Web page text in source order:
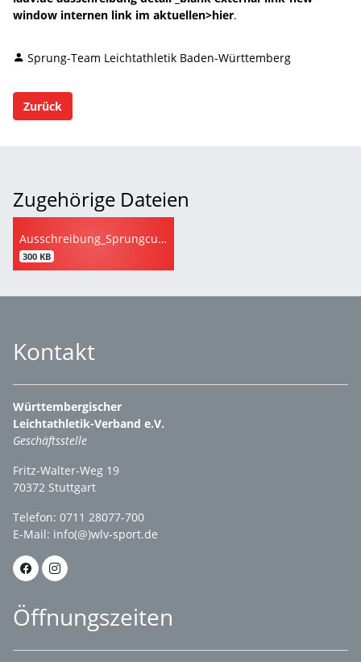
window internen link im aktuellen>hier.
Sprung-Team Leichtathletik Baden-Württemberg
Zurück
Zugehörige Dateien
Ausschreibung_Sprungcup_2018.pdf
300 KB
Kontakt
Württembergischer
Leichtathletik-Verband e.V.
Geschäftsstelle
Fritz-Walter-Weg 19
70372 Stuttgart
Telefon: 0711 28077-700
E-Mail: info(@)wlv-sport.de
Öffnungszeiten